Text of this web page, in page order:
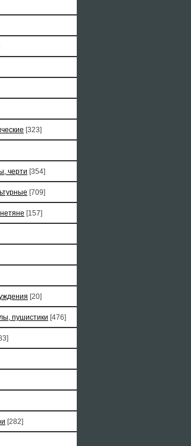
[323]
черти [354]
[709]
[157]
[20]
пушистики [476]
[282]